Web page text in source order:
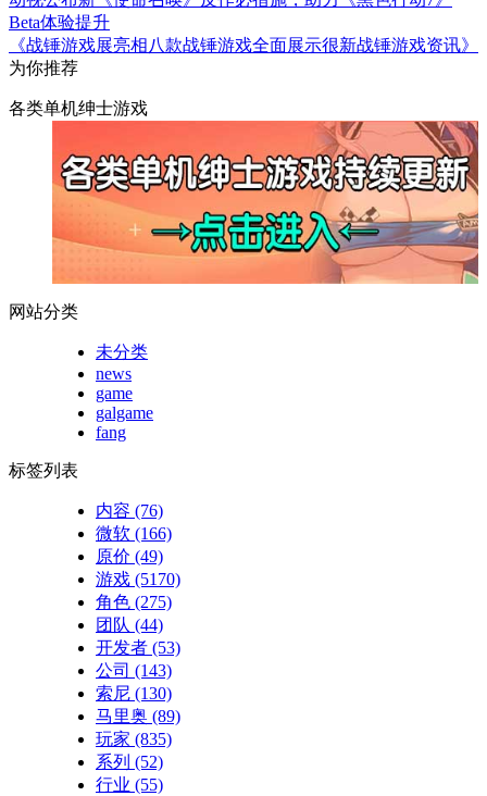
Beta体验提升
《战锤游戏展亮相八款战锤游戏全面展示很新战锤游戏资讯》
为你推荐
各类单机绅士游戏
网站分类
未分类
news
game
galgame
fang
标签列表
内容 (76)
微软 (166)
原价 (49)
游戏 (5170)
角色 (275)
团队 (44)
开发者 (53)
公司 (143)
索尼 (130)
马里奥 (89)
玩家 (835)
系列 (52)
行业 (55)